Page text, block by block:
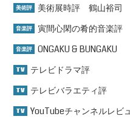
美術評 美術展時評 鶴山裕司
音楽評 寅間心閑の肴的音楽評
音楽評 ONGAKU & BUNGAKU
TV テレビドラマ評
TV テレビバラエティ評
TV YouTubeチャンネルレビ